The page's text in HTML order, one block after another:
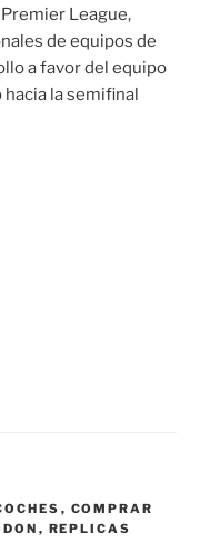
League,
de equipos de
a favor del equipo
hacia la semifinal
, COMPRAR
, REPLICAS